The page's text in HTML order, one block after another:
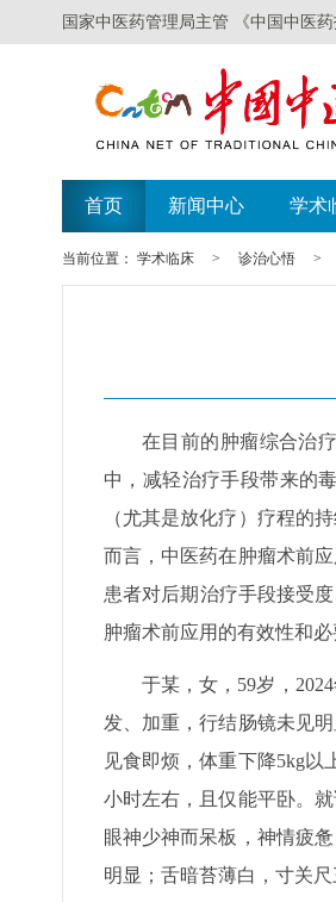
国家中医药管理局主管 《中国中医
首页 新闻中心 学术
当前位置： 学术临床 > 诊治心悟 >
在目前的肿瘤综合治
中，减轻治疗手段带来的
（尤其是放化疗）疗程的
而言，中医药在肿瘤术前
患者对后期治疗手段接受
肿瘤术前应用的有效性和必
于某，女，59岁，
发、加重，行结肠镜未见
见食即烦，体重下降5kg
小时左右，且仅能平卧。
眼神少神而呆板，神情疲
明显；舌暗苔薄白，寸关